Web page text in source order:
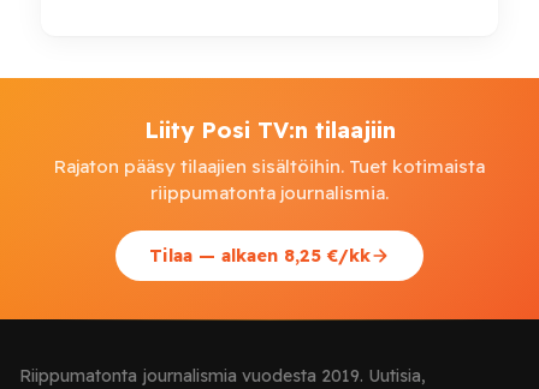
Liity Posi TV:n tilaajiin
Rajaton pääsy tilaajien sisältöihin. Tuet kotimaista
riippumatonta journalismia.
Tilaa — alkaen 8,25 €/kk
Riippumatonta journalismia vuodesta 2019. Uutisia,